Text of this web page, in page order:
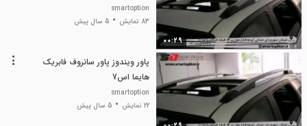
00:29
smartoption
83 نمایش
5 سال پیش
پاور ویندوز پاور سانروف فابریک
هایما اس7
smartoption
22 نمایش
5 سال پیش